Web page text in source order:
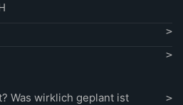
Was wirklich geplant ist